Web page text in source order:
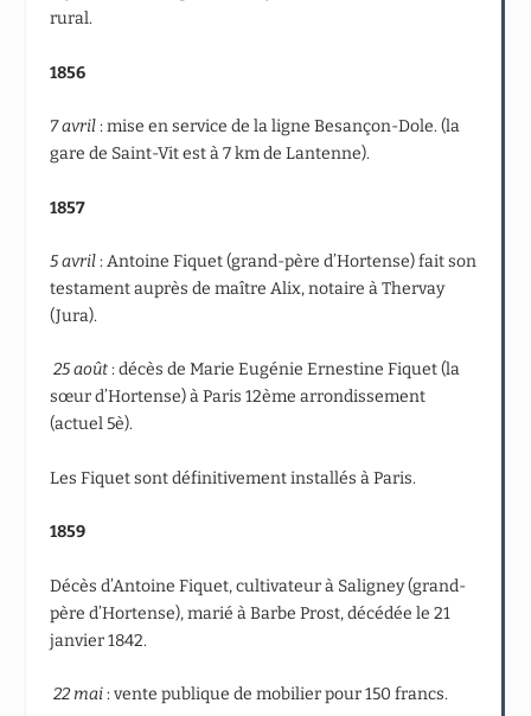
rural.
1856
7 avril: mise en service de la ligne Besançon-Dole. (la
gare de Saint-Vit est à 7 km de Lantenne).
1857
5 avril: Antoine Fiquet (grand-père d’Hortense) fait son
testament auprès de maître Alix, notaire à Thervay
(Jura).
25 août: décès de Marie Eugénie Ernestine Fiquet (la
sœur d’Hortense) à Paris 12ème arrondissement
(actuel 5è).
Les Fiquet sont définitivement installés à Paris.
1859
Décès d’Antoine Fiquet, cultivateur à Saligney (grand-
père d’Hortense), marié à Barbe Prost, décédée le 21
janvier 1842.
22 mai: vente publique de mobilier pour 150 francs.